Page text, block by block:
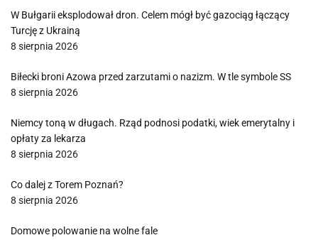
W Bułgarii eksplodował dron. Celem mógł być gazociąg łączący
Turcję z Ukrainą
8 sierpnia 2026
Biłecki broni Azowa przed zarzutami o nazizm. W tle symbole SS
8 sierpnia 2026
Niemcy toną w długach. Rząd podnosi podatki, wiek emerytalny i
opłaty za lekarza
8 sierpnia 2026
Co dalej z Torem Poznań?
8 sierpnia 2026
Domowe polowanie na wolne fale